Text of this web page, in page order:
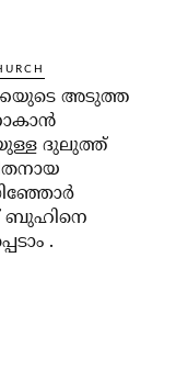
അടുത്ത
ദുലുത്ത്
.